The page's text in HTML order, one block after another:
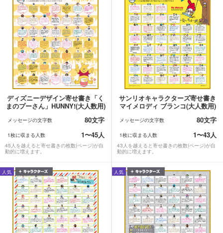
ディズニーデザイン寄せ書き「く
まのプーさん」HUNNY!(大人数用)
メッセージの文字数 80文字
1枚に収まる人数 1〜45人
45人を越えると寄せ書きの枚数(ページ)が自
動的に増えます。
サンリオキャラクターズ寄せ書き
マイメロディ ブランコ(大人数用)
メッセージの文字数 80文字
1枚に収まる人数 1〜43人
43人を越えると寄せ書きの枚数(ページ)が自
動的に増えます。
人気 人気